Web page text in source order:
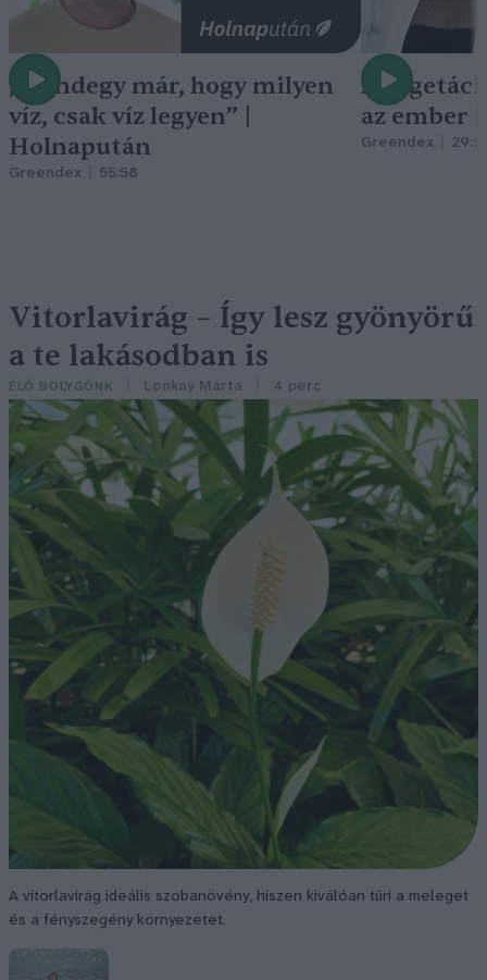
„Mindegy már, hogy milyen
víz, csak víz legyen” |
Holnapután
Greendex 55:58
A
az ember
Greendex
Vitorlavirág – Így lesz gyönyörű
a te lakásodban is
ÉLŐ BOLYGÓNK Lonkay Márta 4 perc
A vitorlavirág ideális szobanövény, hiszen kiválóan tűri a meleget
és a fényszegény környezetet.